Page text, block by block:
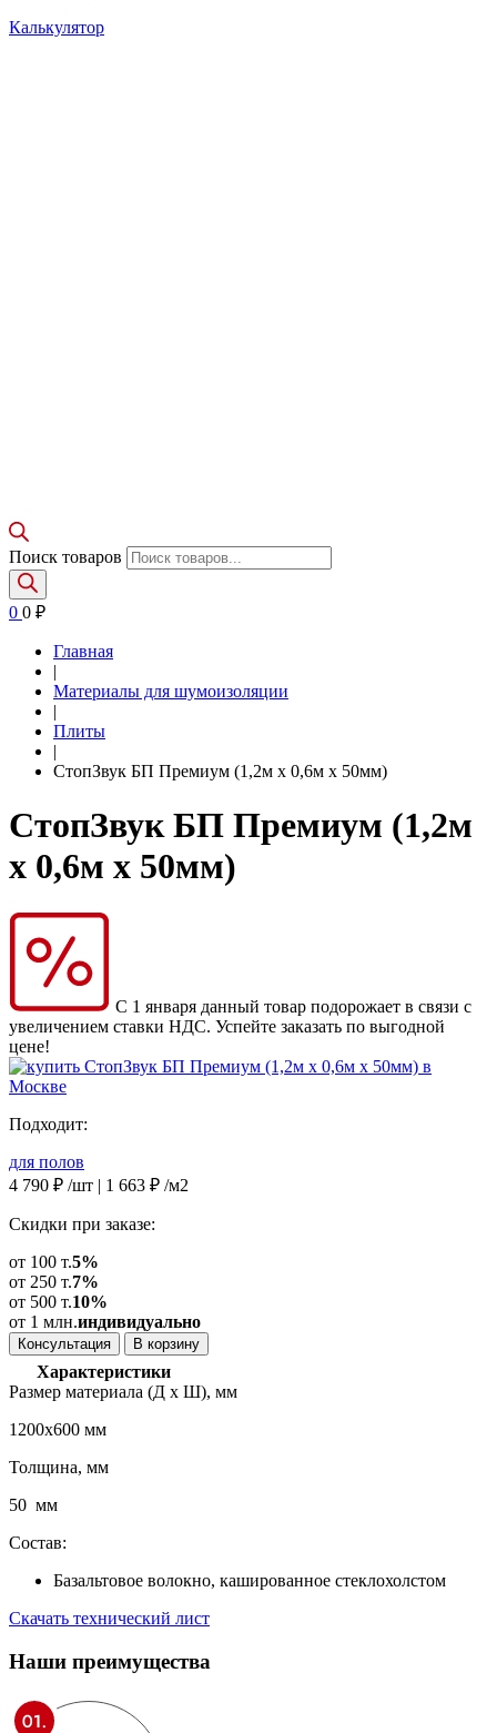
Калькулятор
Поиск товаров
0 0 ₽
Главная
|
Материалы для шумоизоляции
|
Плиты
|
СтопЗвук БП Премиум (1,2м х 0,6м х 50мм)
СтопЗвук БП Премиум (1,2м
х 0,6м х 50мм)
С 1 января данный товар подорожает в связи с
увеличением ставки НДС. Успейте заказать по выгодной
цене!
Подходит:
для полов
4 790 ₽ /шт | 1 663 ₽ /м2
Скидки при заказе:
от 100 т.5%
от 250 т.7%
от 500 т.10%
от 1 млн.индивидуально
Консультация В корзину
Характеристики
Размер материала (Д х Ш), мм
1200х600 мм
Толщина, мм
50 мм
Состав:
Базальтовое волокно, кашированное стеклохолстом
Скачать технический лист
Наши преимущества